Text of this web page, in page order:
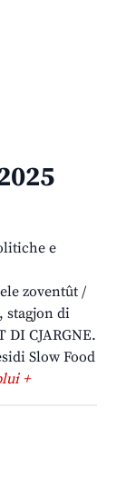
e
zoventût /
stagjon di
CJARGNE.
Slow Food
+